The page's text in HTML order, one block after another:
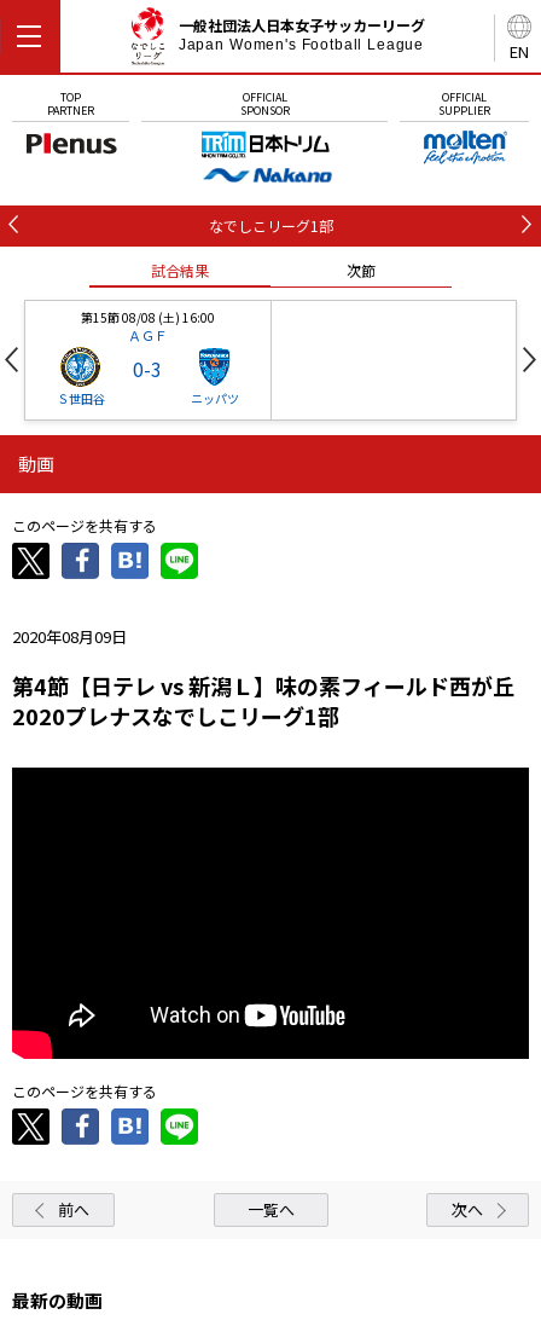
EN
一般社団法人日本女子サッカーリーグ
Japan Women's Football League
TOP
PARTNER
OFFICIAL
SPONSOR
OFFICIAL
SUPPLIER
なでしこリーグ1部
試合結果 次節
第15節 08/08 (土) 16:00
ＡＧＦ
Ｓ世田谷
0-3
ニッパツ
ニッパツ
ニッパツ
-
石人の星
動画
このページを共有する
2020年08月09日
第4節【日テレ vs 新潟Ｌ】味の素フィールド西が丘
2020プレナスなでしこリーグ1部
このページを共有する
前へ 一覧へ 次へ
最新の動画